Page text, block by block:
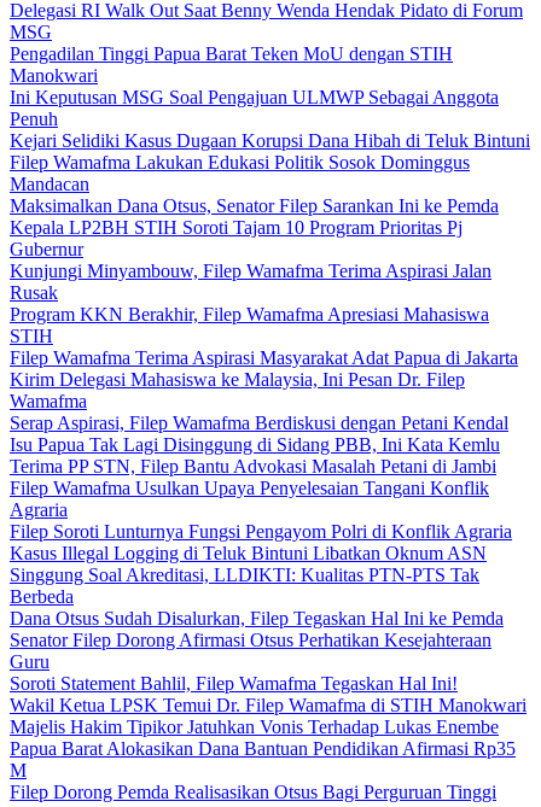
Delegasi RI Walk Out Saat Benny Wenda Hendak Pidato di Forum
MSG
Pengadilan Tinggi Papua Barat Teken MoU dengan STIH
Manokwari
Ini Keputusan MSG Soal Pengajuan ULMWP Sebagai Anggota
Penuh
Kejari Selidiki Kasus Dugaan Korupsi Dana Hibah di Teluk Bintuni
Filep Wamafma Lakukan Edukasi Politik Sosok Dominggus
Mandacan
Maksimalkan Dana Otsus, Senator Filep Sarankan Ini ke Pemda
Kepala LP2BH STIH Soroti Tajam 10 Program Prioritas Pj
Gubernur
Kunjungi Minyambouw, Filep Wamafma Terima Aspirasi Jalan
Rusak
Program KKN Berakhir, Filep Wamafma Apresiasi Mahasiswa
STIH
Filep Wamafma Terima Aspirasi Masyarakat Adat Papua di Jakarta
Kirim Delegasi Mahasiswa ke Malaysia, Ini Pesan Dr. Filep
Wamafma
Serap Aspirasi, Filep Wamafma Berdiskusi dengan Petani Kendal
Isu Papua Tak Lagi Disinggung di Sidang PBB, Ini Kata Kemlu
Terima PP STN, Filep Bantu Advokasi Masalah Petani di Jambi
Filep Wamafma Usulkan Upaya Penyelesaian Tangani Konflik
Agraria
Filep Soroti Lunturnya Fungsi Pengayom Polri di Konflik Agraria
Kasus Illegal Logging di Teluk Bintuni Libatkan Oknum ASN
Singgung Soal Akreditasi, LLDIKTI: Kualitas PTN-PTS Tak
Berbeda
Dana Otsus Sudah Disalurkan, Filep Tegaskan Hal Ini ke Pemda
Senator Filep Dorong Afirmasi Otsus Perhatikan Kesejahteraan
Guru
Soroti Statement Bahlil, Filep Wamafma Tegaskan Hal Ini!
Wakil Ketua LPSK Temui Dr. Filep Wamafma di STIH Manokwari
Majelis Hakim Tipikor Jatuhkan Vonis Terhadap Lukas Enembe
Papua Barat Alokasikan Dana Bantuan Pendidikan Afirmasi Rp35
M
Filep Dorong Pemda Realisasikan Otsus Bagi Perguruan Tinggi